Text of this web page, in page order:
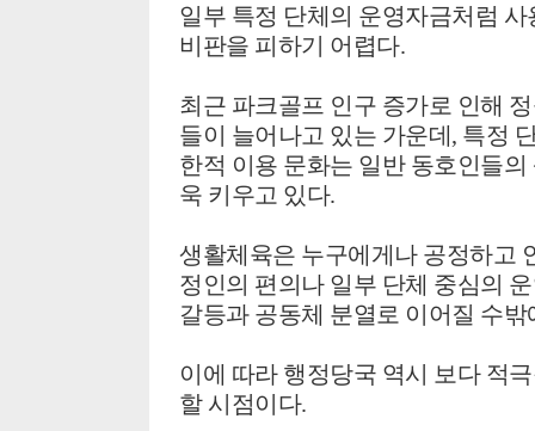
일부 특정 단체의 운영자금처럼
비판을 피하기 어렵다.
최근 파크골프 인구 증가로 인해
들이 늘어나고 있는 가운데, 특정
한적 이용 문화는 일반 동호인들
욱 키우고 있다.
생활체육은 누구에게나 공정하고
정인의 편의나 일부 단체 중심의
갈등과 공동체 분열로 이어질 수밖
이에 따라 행정당국 역시 보다 적
할 시점이다.